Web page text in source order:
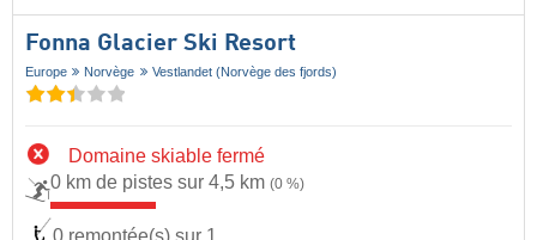
Fonna Glacier Ski Resort
Europe Norvège Vestlandet (Norvège des fjords)
Domaine skiable fermé
0 km de pistes sur 4,5 km (0 %)
0 remontée(s) sur 1